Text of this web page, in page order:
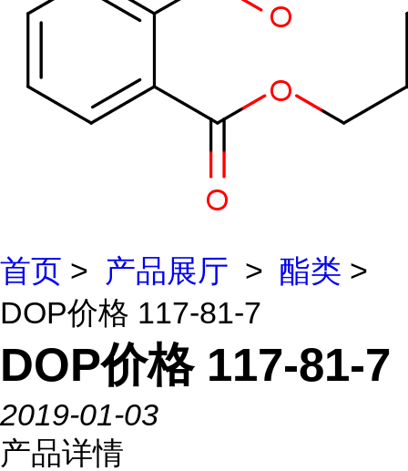
首页 > 产品展厅 > 酯类 >
DOP价格 117-81-7
DOP价格 117-81-7
2019-01-03
产品详情